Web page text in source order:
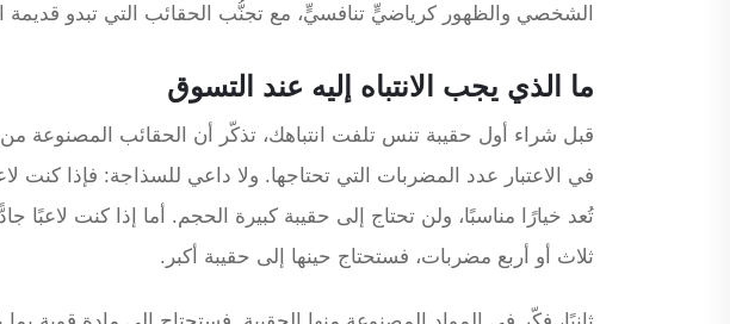
الشخصي والظهور كرياضيٍّ تنافسيٍّ، مع تجنُّب الحقائب التي تبدو قديمة
ما الذي يجب الانتباه إليه عند التسوق
قبل شراء أول حقيبة تنس تلفت انتباهك، تذكّر أن الحقائب المصنوعة من
في الاعتبار عدد المضربات التي تحتاجها. ولا داعي للسذاجة: فإذا كنت
تُعد خيارًا مناسبًا، ولن تحتاج إلى حقيبة كبيرة الحجم. أما إذا كنت
ثلاث أو أربع مضربات، فستحتاج حينها إلى حقيبة أكبر.